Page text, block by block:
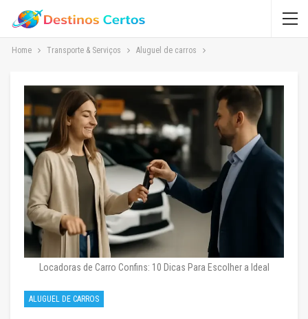
Home Transporte & Serviços Aluguel de carros
Locadoras de Carro Confins: 10 Dicas Para Escolher a Ideal
ALUGUEL DE CARROS